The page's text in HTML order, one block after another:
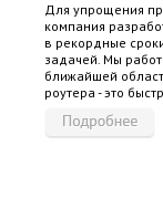
Для упрощения
компания
в рекордные
задачей. Мы
ближайшей
роутера - это